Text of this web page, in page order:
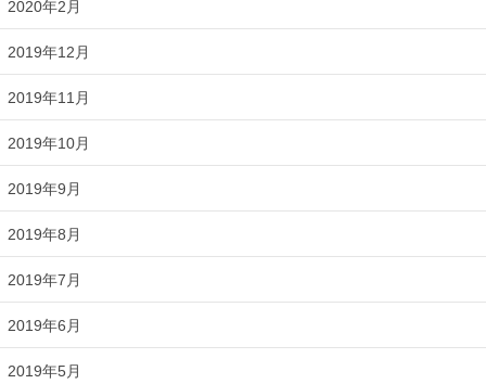
2020年2月
2019年12月
2019年11月
2019年10月
2019年9月
2019年8月
2019年7月
2019年6月
2019年5月